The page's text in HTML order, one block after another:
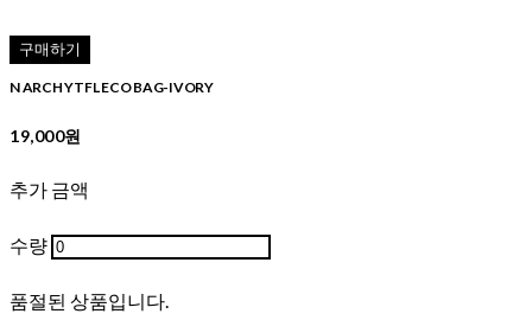
구매하기
N ARCH YTFL ECO BAG-IVORY
19,000원
추가 금액
수량
품절된 상품입니다.